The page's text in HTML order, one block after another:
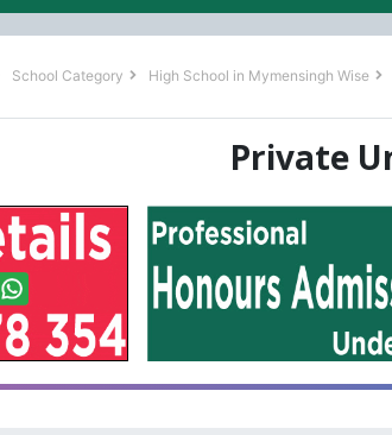
School Category High School in Mymensingh Wise
Private